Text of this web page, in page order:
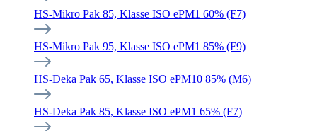
HS-Mikro Pak 85, Klasse ISO ePM1 60% (F7)
HS-Mikro Pak 95, Klasse ISO ePM1 85% (F9)
HS-Deka Pak 65, Klasse ISO ePM10 85% (M6)
HS-Deka Pak 85, Klasse ISO ePM1 65% (F7)